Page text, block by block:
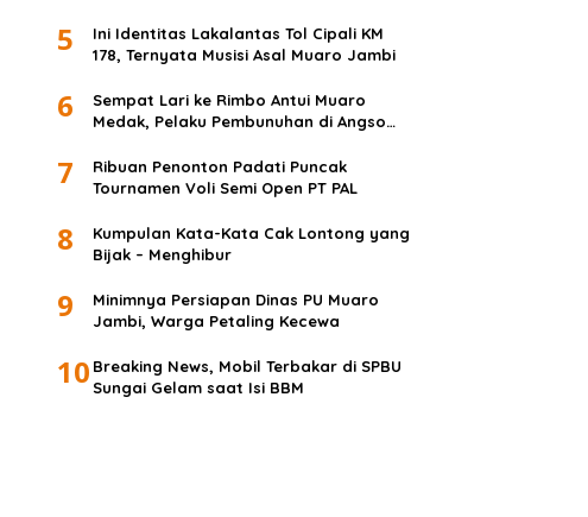
5
Ini Identitas Lakalantas Tol Cipali KM
178, Ternyata Musisi Asal Muaro Jambi
6
Sempat Lari ke Rimbo Antui Muaro
Medak, Pelaku Pembunuhan di Angso
7
Ribuan Penonton Padati Puncak
Tournamen Voli Semi Open PT PAL
8
Kumpulan Kata-Kata Cak Lontong yang
Bijak – Menghibur
9
Minimnya Persiapan Dinas PU Muaro
Jambi, Warga Petaling Kecewa
10 Breaking News, Mobil Terbakar di SPBU
Sungai Gelam saat Isi BBM